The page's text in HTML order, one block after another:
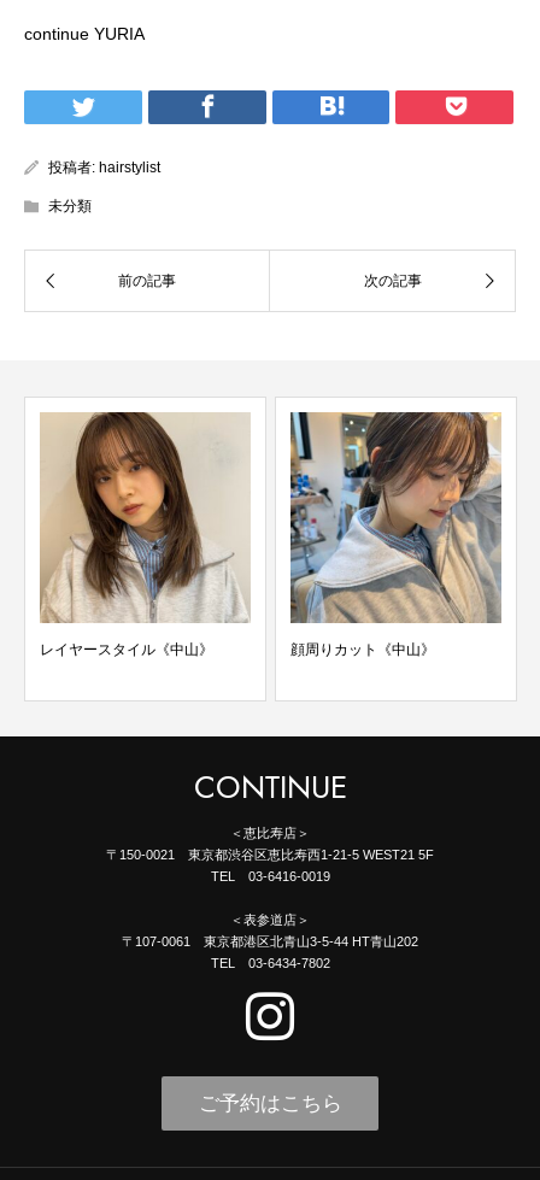
continue YURIA
投稿者: hairstylist
未分類
レイヤースタイル《中山》 顔周りカット《中山》
CONTINUE
＜恵比寿店＞
〒150-0021 東京都渋谷区恵比寿西1-21-5 WEST21 5F
TEL 03-6416-0019
＜表参道店＞
〒107-0061 東京都港区北青山3-5-44 HT青山202
TEL 03-6434-7802
ご予約はこちら